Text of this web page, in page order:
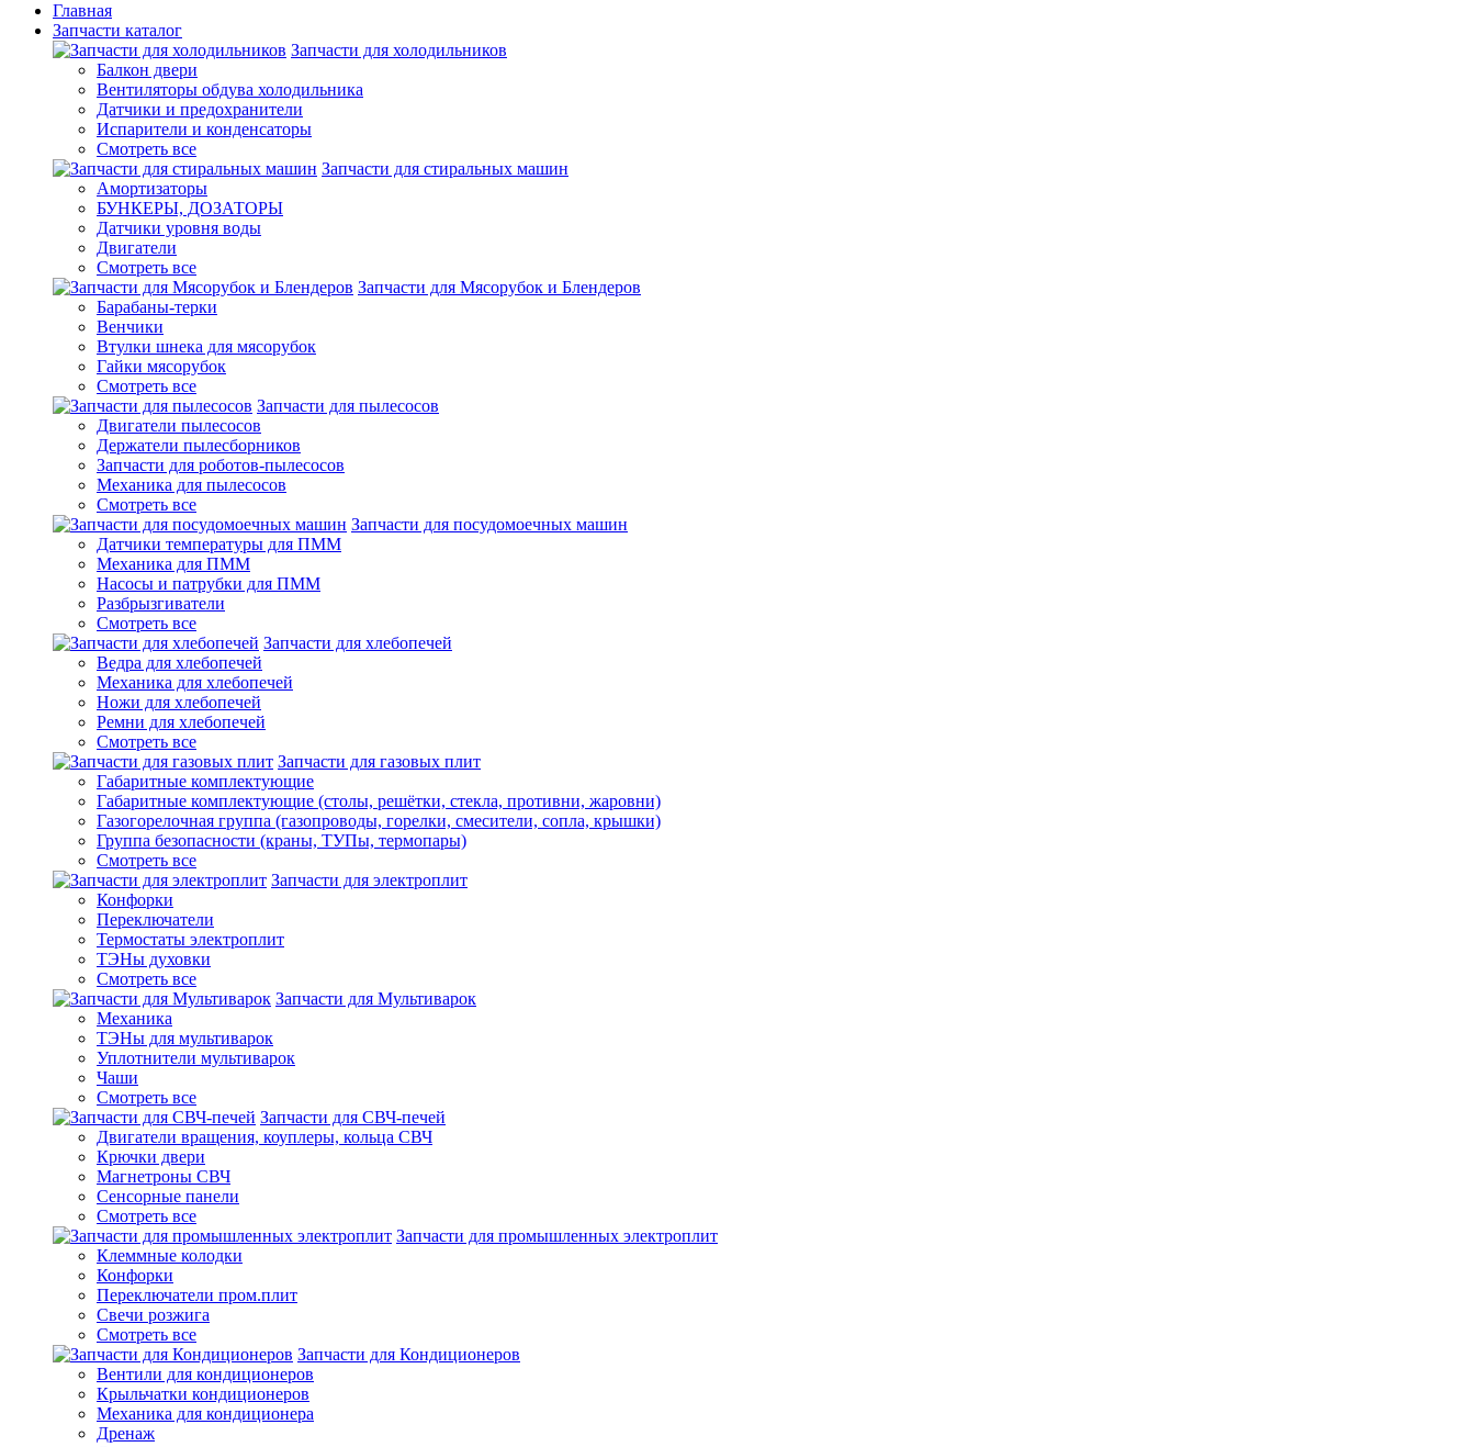
Главная
Запчасти каталог
Запчасти для холодильников
Балкон двери
Вентиляторы обдува холодильника
Датчики и предохранители
Испарители и конденсаторы
Смотреть все
Запчасти для стиральных машин
Амортизаторы
БУНКЕРЫ, ДОЗАТОРЫ
Датчики уровня воды
Двигатели
Смотреть все
Запчасти для Мясорубок и Блендеров
Барабаны-терки
Венчики
Втулки шнека для мясорубок
Гайки мясорубок
Смотреть все
Запчасти для пылесосов
Двигатели пылесосов
Держатели пылесборников
Запчасти для роботов-пылесосов
Механика для пылесосов
Смотреть все
Запчасти для посудомоечных машин
Датчики температуры для ПММ
Механика для ПММ
Насосы и патрубки для ПММ
Разбрызгиватели
Смотреть все
Запчасти для хлебопечей
Ведра для хлебопечей
Механика для хлебопечей
Ножи для хлебопечей
Ремни для хлебопечей
Смотреть все
Запчасти для газовых плит
Габаритные комплектующие
Габаритные комплектующие (столы, решётки, стекла, противни, жаровни)
Газогорелочная группа (газопроводы, горелки, смесители, сопла, крышки)
Группа безопасности (краны, ТУПы, термопары)
Смотреть все
Запчасти для электроплит
Конфорки
Переключатели
Термостаты электроплит
ТЭНы духовки
Смотреть все
Запчасти для Мультиварок
Механика
ТЭНы для мультиварок
Уплотнители мультиварок
Чаши
Смотреть все
Запчасти для СВЧ-печей
Двигатели вращения, коуплеры, кольца СВЧ
Крючки двери
Магнетроны СВЧ
Сенсорные панели
Смотреть все
Запчасти для промышленных электроплит
Клеммные колодки
Конфорки
Переключатели пром.плит
Свечи розжига
Смотреть все
Запчасти для Кондиционеров
Вентили для кондиционеров
Крыльчатки кондиционеров
Механика для кондиционера
Дренаж